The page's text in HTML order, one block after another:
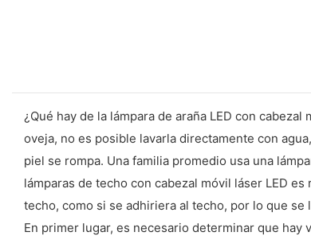
¿Qué hay de la lámpara de araña LED con
oveja, no es posible lavarla directamente con
piel se rompa. Una familia promedio usa una
lámparas de techo con cabezal móvil láser LED
techo, como si se adhiriera al techo, por lo que
En primer lugar, es necesario determinar que